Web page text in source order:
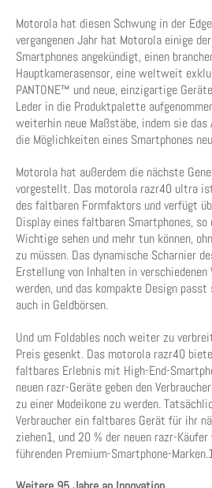
Motorola hat diesen Schwung in der
vergangenen Jahr hat Motorola einige
Smartphones angekündigt, einen
Hauptkamerasensor, eine weltweit
PANTONE™ und neue, einzigartige
Leder in die Produktpalette
weiterhin neue Maßstäbe, indem sie das
die Möglichkeiten eines Smartphones
Motorola hat außerdem die nächste
vorgestellt. Das motorola razr40 ultra
des faltbaren Formfaktors und verfügt
Display eines faltbaren Smartphones,
Wichtige sehen und mehr tun können,
zu müssen. Das dynamische Scharnier
Erstellung von Inhalten in
werden, und das kompakte Design
auch in Geldbörsen.
Und um Foldables noch weiter zu
Preis gesenkt. Das motorola razr40
faltbares Erlebnis mit High-End-
neuen razr-Geräte geben den
zu einer Modeikone zu werden.
Verbraucher ein faltbares Gerät für ihr
ziehen1, und 20 % der neuen razr-
führenden Premium-Smartphone-